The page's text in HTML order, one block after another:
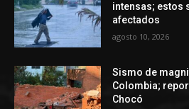
intensas; estos
afectados
agosto 10, 2026
Sismo de
Colombia;
Chocó